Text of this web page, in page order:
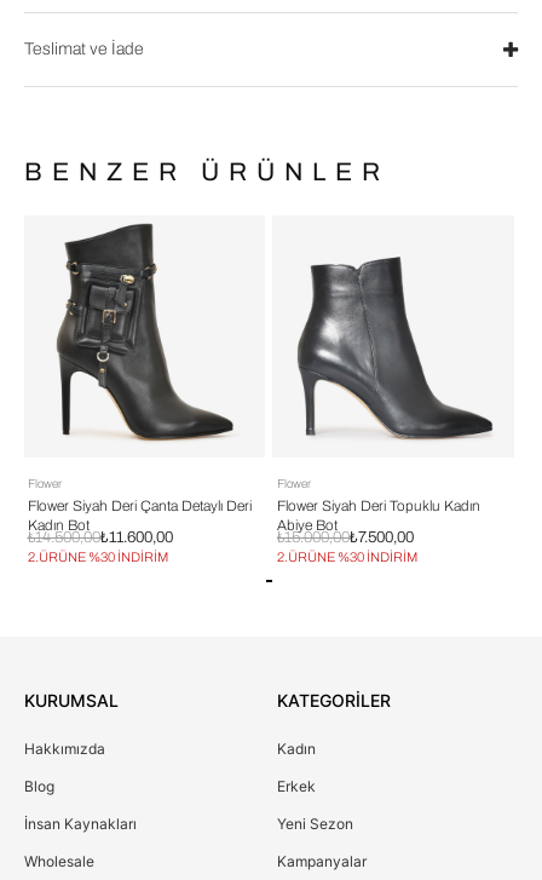
Teslimat ve İade
BENZER ÜRÜNLER
Flower
Flower Siyah Deri Çanta Detaylı Deri
Kadın Bot
₺11.600,00
₺14.500,00
2.ÜRÜNE %30 İNDİRİM
Flower
Flower Siyah Deri Topuklu Kadın
Abiye Bot
₺7.500,00
₺15.000,00
2.ÜRÜNE %30 İNDİRİM
KURUMSAL
Hakkımızda
Blog
İnsan Kaynakları
Wholesale
KATEGORİLER
Kadın
Erkek
Yeni Sezon
Kampanyalar